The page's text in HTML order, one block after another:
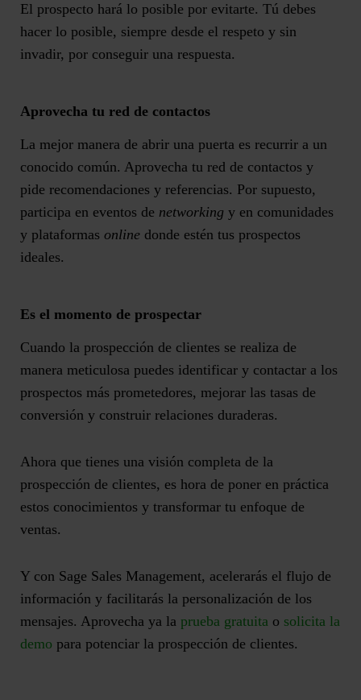
El prospecto hará lo posible por evitarte. Tú debes
hacer lo posible, siempre desde el respeto y sin
invadir, por conseguir una respuesta.
Aprovecha tu red de contactos
La mejor manera de abrir una puerta es recurrir a un
conocido común. Aprovecha tu red de contactos y
pide recomendaciones y referencias. Por supuesto,
participa en eventos de networking y en comunidades
y plataformas online donde estén tus prospectos
ideales.
Es el momento de prospectar
Cuando la prospección de clientes se realiza de
manera meticulosa puedes identificar y contactar a los
prospectos más prometedores, mejorar las tasas de
conversión y construir relaciones duraderas.
Ahora que tienes una visión completa de la
prospección de clientes, es hora de poner en práctica
estos conocimientos y transformar tu enfoque de
ventas.
Y con Sage Sales Management, acelerarás el flujo de
información y facilitarás la personalización de los
mensajes. Aprovecha ya la prueba gratuita o solicita la
demo para potenciar la prospección de clientes.